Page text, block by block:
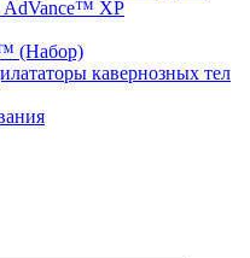
AdVance™ XP
(Набор)
кавернозных тел